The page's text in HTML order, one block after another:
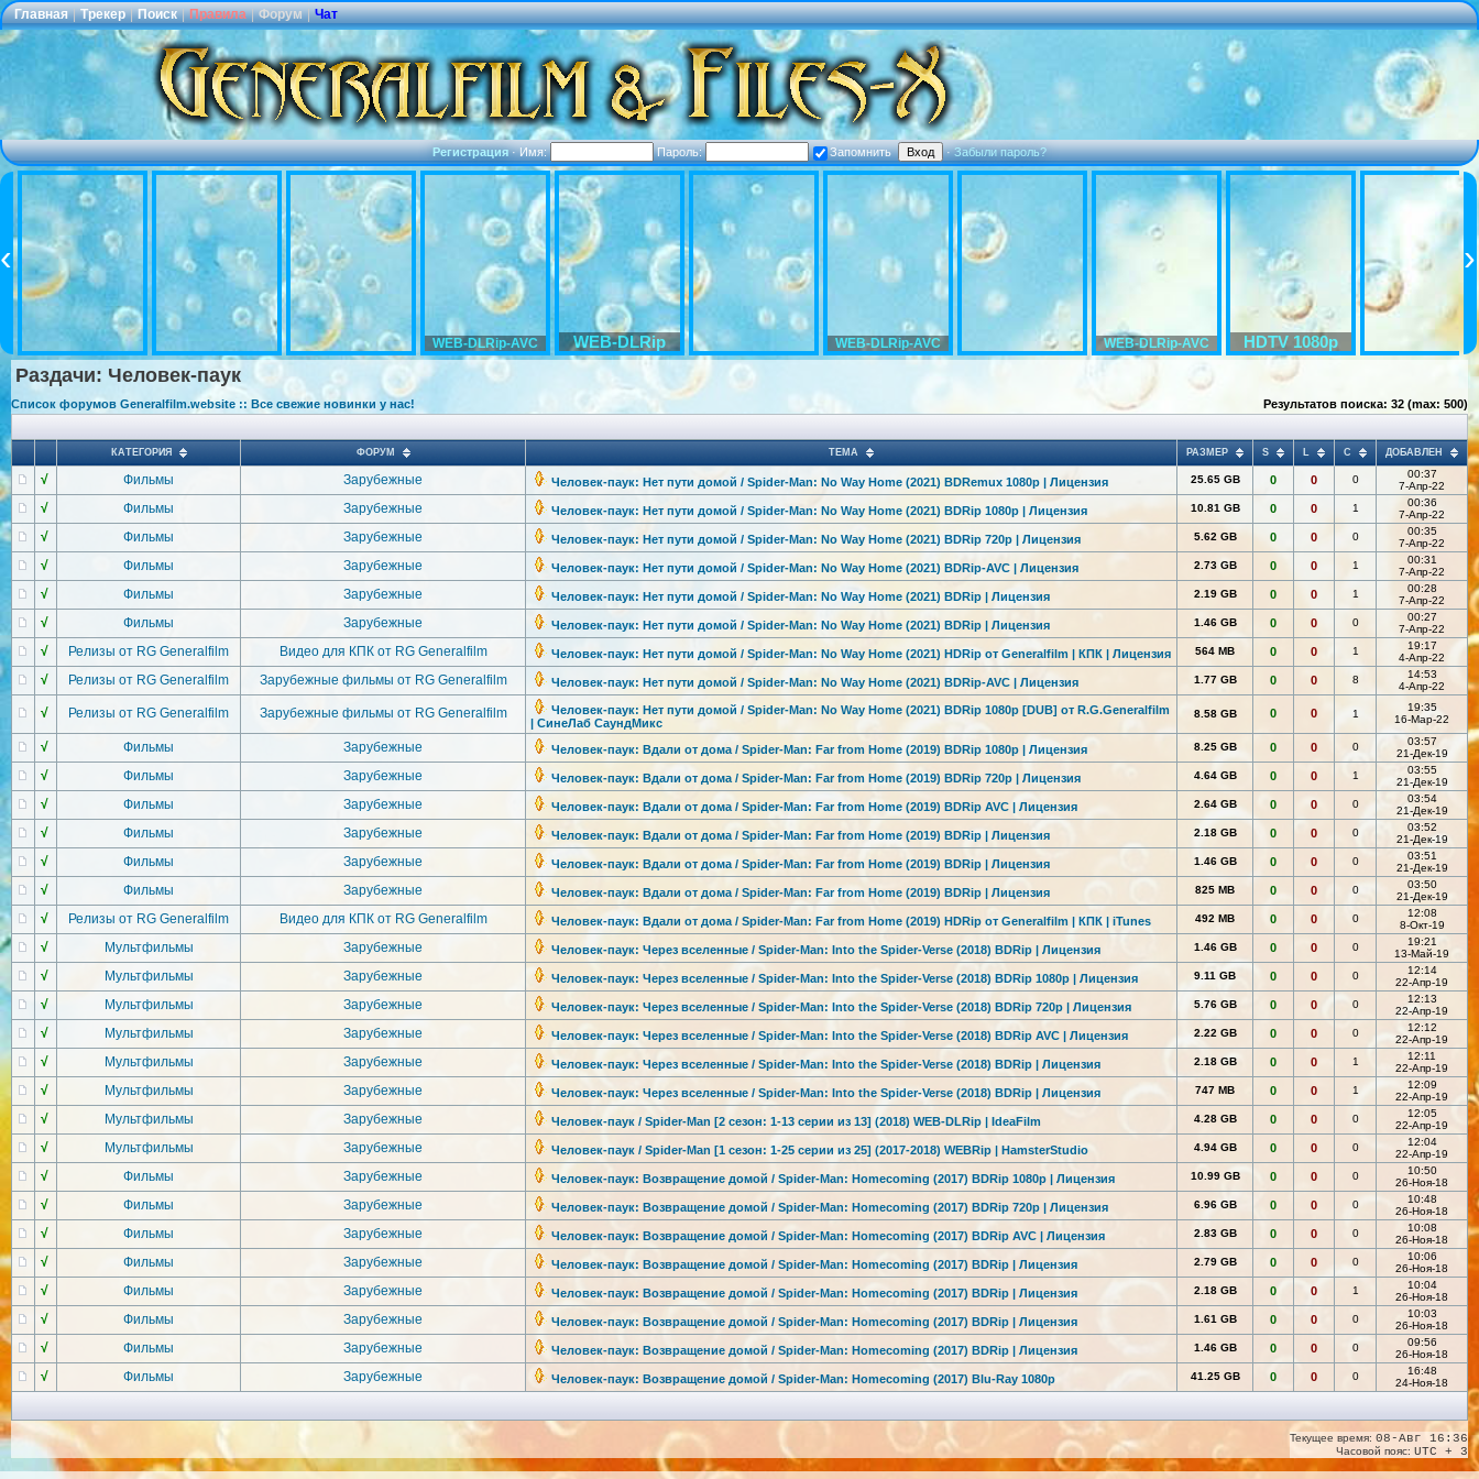
Главная | Трекер | Поиск | Правила | Форум | Чат
Регистрация·Имя: Пароль: Запомнить ·Забыли пароль?
WEB-DLRip-AVC WEB-DLRip WEB-DLRip-AVC WEB-DLRip-AVC HDTV 1080p
Раздачи: Человек-паук
Список форумов Generalfilm.website :: Все свежие новинки у нас! Результатов поиска: 32 (max: 500)
КАТЕГОРИЯ ФОРУМ ТЕМА РАЗМЕР S C ДОБАВЛЕН
√ Фильмы Зарубежные Человек-паук: Нет пути домой / Spider-Man: No Way Home (2021) BDRemux 1080p | Лицензия 25.65 GB 0 0 0
00:37
7-Апр-22
√ Фильмы Зарубежные Человек-паук: Нет пути домой / Spider-Man: No Way Home (2021) BDRip 1080p | Лицензия 10.81 GB 0 0 1
00:36
7-Апр-22
√ Фильмы Зарубежные Человек-паук: Нет пути домой / Spider-Man: No Way Home (2021) BDRip 720p | Лицензия 5.62 GB 0 0 0
00:35
7-Апр-22
√ Фильмы Зарубежные Человек-паук: Нет пути домой / Spider-Man: No Way Home (2021) BDRip-AVC | Лицензия 2.73 GB 0 0 1
00:31
7-Апр-22
√ Фильмы Зарубежные Человек-паук: Нет пути домой / Spider-Man: No Way Home (2021) BDRip | Лицензия 2.19 GB 0 0 1
00:28
7-Апр-22
√ Фильмы Зарубежные Человек-паук: Нет пути домой / Spider-Man: No Way Home (2021) BDRip | Лицензия 1.46 GB 0 0 0
00:27
7-Апр-22
√ Релизы от RG Generalfilm Видео для КПК от RG Generalfilm Человек-паук: Нет пути домой / Spider-Man: No Way Home (2021) HDRip от Generalfilm | КПК | Лицензия 564 MB 0 0 1
19:17
4-Апр-22
√ Релизы от RG Generalfilm Зарубежные фильмы от RG Generalfilm Человек-паук: Нет пути домой / Spider-Man: No Way Home (2021) BDRip-AVC | Лицензия 1.77 GB 0 0 8
14:53
4-Апр-22
√ Релизы от RG Generalfilm Зарубежные фильмы от RG Generalfilm Человек-паук: Нет пути домой / Spider-Man: No Way Home (2021) BDRip 1080p [DUB] от R.G.Generalfilm
| СинеЛаб СаундМикс
8.58 GB 0 0 1
19:35
16-Мар-22
√ Фильмы Зарубежные Человек-паук: Вдали от дома / Spider-Man: Far from Home (2019) BDRip 1080p | Лицензия 8.25 GB 0 0 0
03:57
21-Дек-19
√ Фильмы Зарубежные Человек-паук: Вдали от дома / Spider-Man: Far from Home (2019) BDRip 720p | Лицензия 4.64 GB 0 0 1
03:55
21-Дек-19
√ Фильмы Зарубежные Человек-паук: Вдали от дома / Spider-Man: Far from Home (2019) BDRip AVC | Лицензия 2.64 GB 0 0 0
03:54
21-Дек-19
√ Фильмы Зарубежные Человек-паук: Вдали от дома / Spider-Man: Far from Home (2019) BDRip | Лицензия 2.18 GB 0 0 0
03:52
21-Дек-19
√ Фильмы Зарубежные Человек-паук: Вдали от дома / Spider-Man: Far from Home (2019) BDRip | Лицензия 1.46 GB 0 0 0
03:51
21-Дек-19
√ Фильмы Зарубежные Человек-паук: Вдали от дома / Spider-Man: Far from Home (2019) BDRip | Лицензия 825 MB 0 0 0
03:50
21-Дек-19
√ Релизы от RG Generalfilm Видео для КПК от RG Generalfilm Человек-паук: Вдали от дома / Spider-Man: Far from Home (2019) HDRip от Generalfilm | КПК | iTunes 492 MB 0 0 0
12:08
8-Окт-19
√ Мультфильмы Зарубежные Человек-паук: Через вселенные / Spider-Man: Into the Spider-Verse (2018) BDRip | Лицензия 1.46 GB 0 0 0
19:21
13-Май-19
√ Мультфильмы Зарубежные Человек-паук: Через вселенные / Spider-Man: Into the Spider-Verse (2018) BDRip 1080p | Лицензия 9.11 GB 0 0 0
12:14
22-Апр-19
√ Мультфильмы Зарубежные Человек-паук: Через вселенные / Spider-Man: Into the Spider-Verse (2018) BDRip 720p | Лицензия 5.76 GB 0 0 0
12:13
22-Апр-19
√ Мультфильмы Зарубежные Человек-паук: Через вселенные / Spider-Man: Into the Spider-Verse (2018) BDRip AVC | Лицензия 2.22 GB 0 0 0
12:12
22-Апр-19
√ Мультфильмы Зарубежные Человек-паук: Через вселенные / Spider-Man: Into the Spider-Verse (2018) BDRip | Лицензия 2.18 GB 0 0 1
12:11
22-Апр-19
√ Мультфильмы Зарубежные Человек-паук: Через вселенные / Spider-Man: Into the Spider-Verse (2018) BDRip | Лицензия 747 MB 0 0 1
12:09
22-Апр-19
√ Мультфильмы Зарубежные Человек-паук / Spider-Man [2 сезон: 1-13 серии из 13] (2018) WEB-DLRip | IdeaFilm 4.28 GB 0 0 0
12:05
22-Апр-19
√ Мультфильмы Зарубежные Человек-паук / Spider-Man [1 сезон: 1-25 серии из 25] (2017-2018) WEBRip | HamsterStudio 4.94 GB 0 0 0
12:04
22-Апр-19
√ Фильмы Зарубежные Человек-паук: Возвращение домой / Spider-Man: Homecoming (2017) BDRip 1080p | Лицензия 10.99 GB 0 0 0
10:50
26-Ноя-18
√ Фильмы Зарубежные Человек-паук: Возвращение домой / Spider-Man: Homecoming (2017) BDRip 720p | Лицензия 6.96 GB 0 0 0
10:48
26-Ноя-18
√ Фильмы Зарубежные Человек-паук: Возвращение домой / Spider-Man: Homecoming (2017) BDRip AVC | Лицензия 2.83 GB 0 0 0
10:08
26-Ноя-18
√ Фильмы Зарубежные Человек-паук: Возвращение домой / Spider-Man: Homecoming (2017) BDRip | Лицензия 2.79 GB 0 0 0
10:06
26-Ноя-18
√ Фильмы Зарубежные Человек-паук: Возвращение домой / Spider-Man: Homecoming (2017) BDRip | Лицензия 2.18 GB 0 0 1
10:04
26-Ноя-18
√ Фильмы Зарубежные Человек-паук: Возвращение домой / Spider-Man: Homecoming (2017) BDRip | Лицензия 1.61 GB 0 0 0
10:03
26-Ноя-18
√ Фильмы Зарубежные Человек-паук: Возвращение домой / Spider-Man: Homecoming (2017) BDRip | Лицензия 1.46 GB 0 0 0
09:56
26-Ноя-18
√ Фильмы Зарубежные Человек-паук: Возвращение домой / Spider-Man: Homecoming (2017) Blu-Ray 1080p 41.25 GB 0 0 0
16:48
24-Ноя-18
Текущее время: 08-Авг 16:36
Часовой пояс: UTC + 3